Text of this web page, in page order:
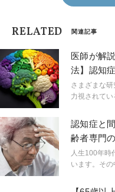
RELATED 関連記事
医師が解
法】認知
パターン
さまざまな
力視されてい
より、医学
べ方につい
認知症と
齢者専門
と認知症
人生100年時
います。その
科医である